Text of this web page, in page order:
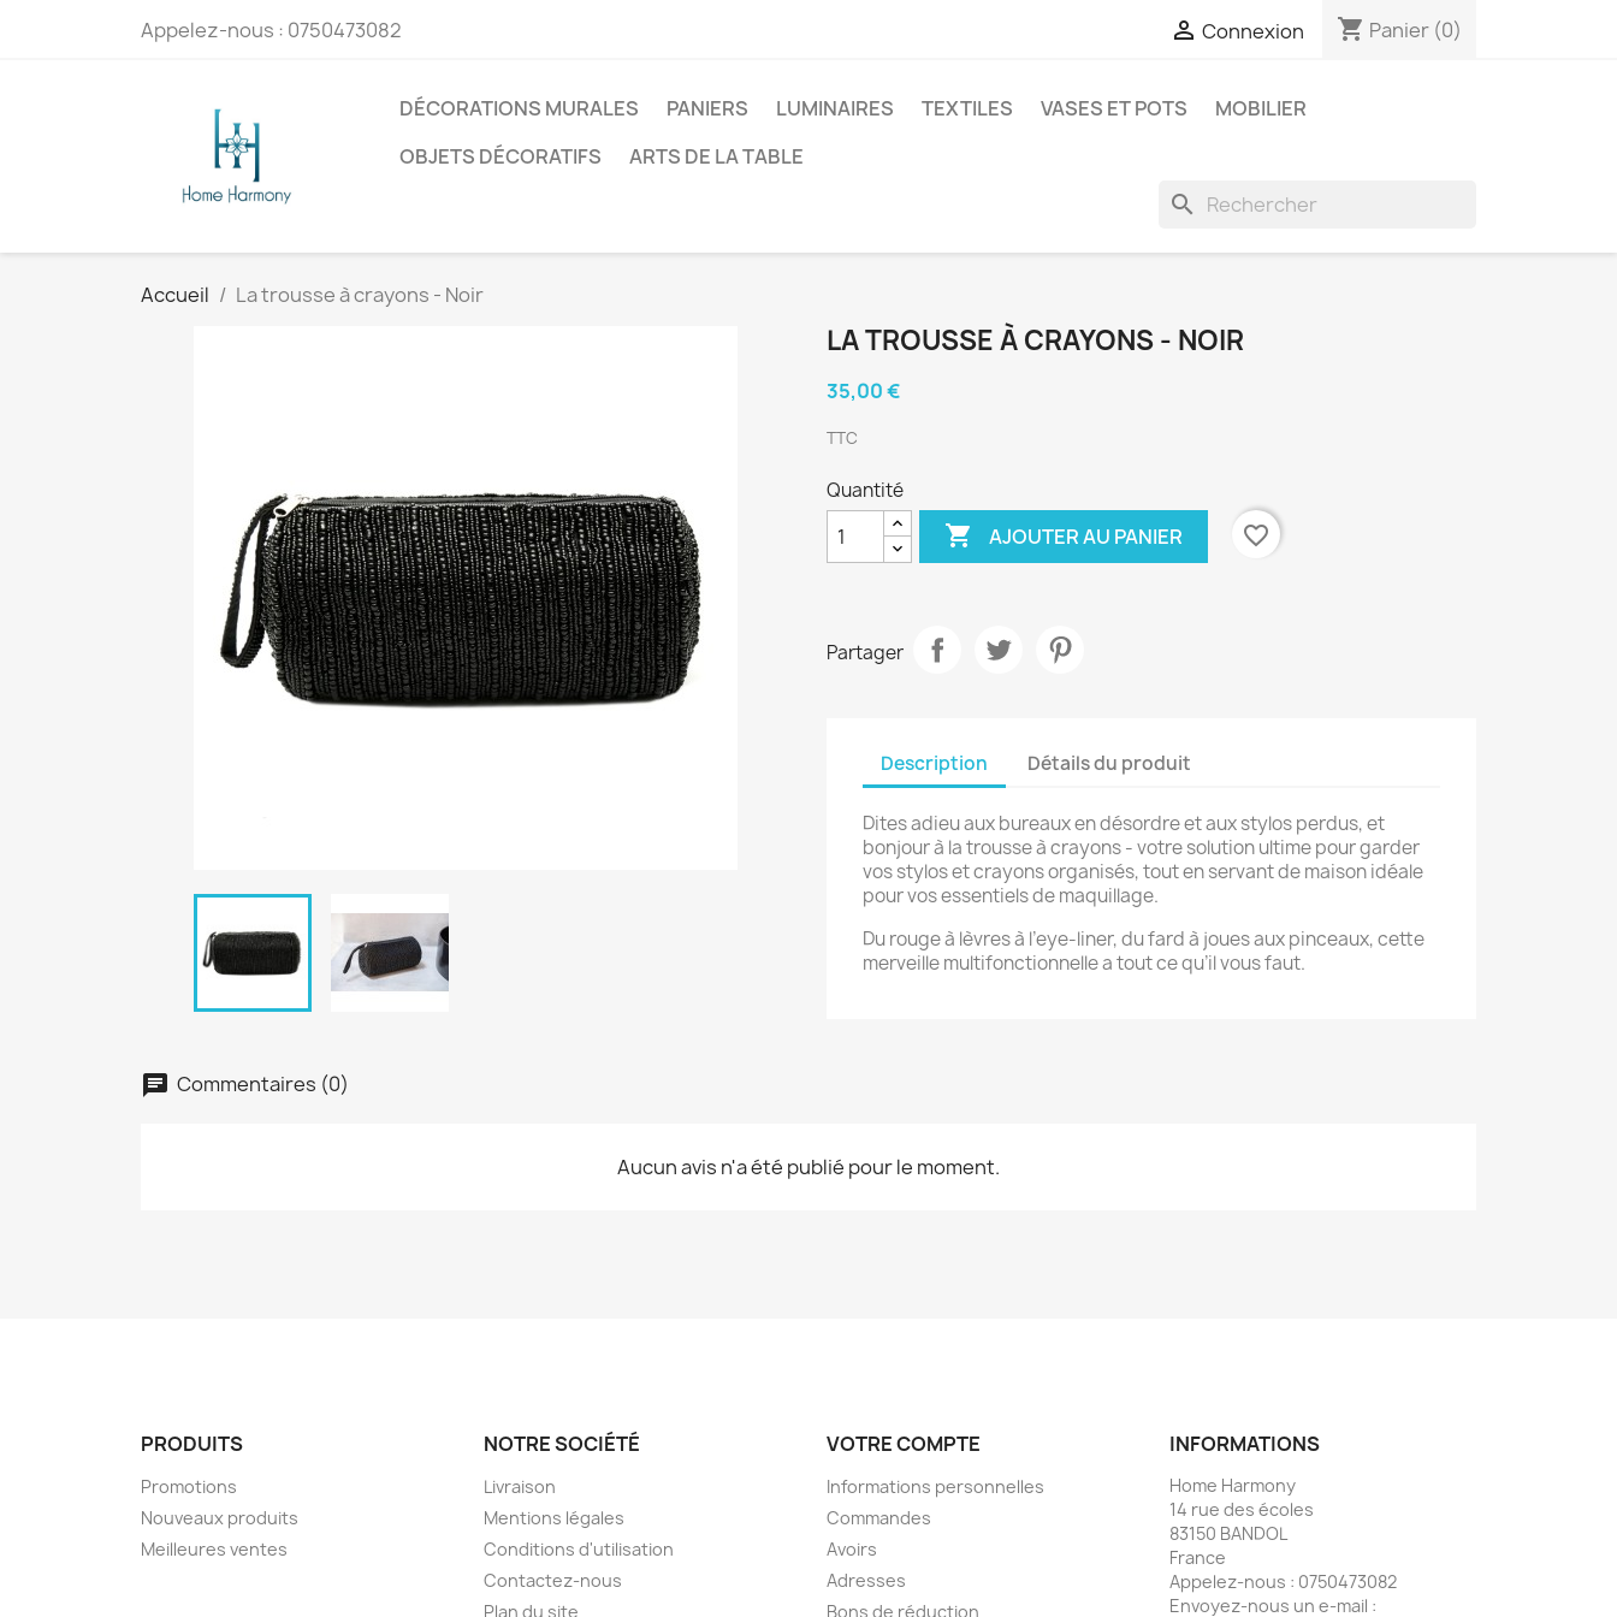
Appelez-nous : 0750473082  Connexion shopping_cart Panier (0)
DÉCORATIONS MURALES PANIERS LUMINAIRES TEXTILES VASES ET POTS
MOBILIER
OBJETS DÉCORATIFS
ARTS DE LA TABLE
search
Accueil La trousse à crayons - Noir
LA TROUSSE À CRAYONS - NOIR
35,00 €
TTC
Quantité
 AJOUTER AU PANIER favorite_border
Partager
Description Détails du produit
Dites adieu aux bureaux en désordre et aux stylos perdus, et
bonjour à la trousse à crayons - votre solution ultime pour garder
vos stylos et crayons organisés, tout en servant de maison idéale
pour vos essentiels de maquillage.
Du rouge à lèvres à l’eye-liner, du fard à joues aux pinceaux, cette
merveille multifonctionnelle a tout ce qu’il vous faut.
Commentaires (0)
Aucun avis n'a été publié pour le moment.
PRODUITS
Promotions
Nouveaux produits
Meilleures ventes
NOTRE SOCIÉTÉ
Livraison
Mentions légales
Conditions d'utilisation
Contactez-nous
Plan du site
VOTRE COMPTE
Informations personnelles
Commandes
Avoirs
Adresses
Bons de réduction
INFORMATIONS
Home Harmony
14 rue des écoles
83150 BANDOL
France
Appelez-nous : 0750473082
Envoyez-nous un e-mail :